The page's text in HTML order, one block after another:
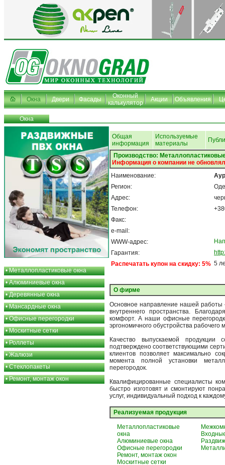
Окна Двери Фасады
Оконный
калькулятор
Акции Объявления
Окна
•Металлопластиковые окна
•Алюминиевые окна
•Деревянные окна
•Мансардные окна
•Офисные перегородки
•Москитные сетки
•Роллеты
•Жалюзи
•Стеклопакеты
•Ремонт, монтаж окон
Общая
информация
Используемые
материалы
Производство:
Информация о компании не
Наименование:
Регион:
Адрес:
Телефон:
Факс:
e-mail:
WWW-адрес:
Гарантия:
Распечатать купон на скидку: 5% 5
О фирме
Основное направление нашей работы
внутреннего пространства.
комфорт. А наши офисные
эргономичного обустройства рабочего
Качество выпускаемой продукции
подтверждено соответствующими
клиентов позволяет максимально
момента полной установки
перегородок.
Квалифицированные специалисты
быстро изготовят и смонтируют
услуг, индивидуальный подход к
Реализуемая продукция
Металлопластиковые
окна
Алюминиевые окна
Офисные перегородки
Ремонт, монтаж окон
Москитные сетки